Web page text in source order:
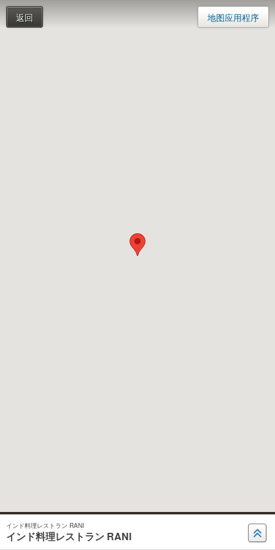
返回 地图应用程序
インド料理レストラン RANI
インド料理レストラン RANI